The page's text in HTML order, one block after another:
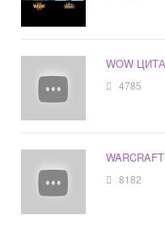
WOW
4785
8182